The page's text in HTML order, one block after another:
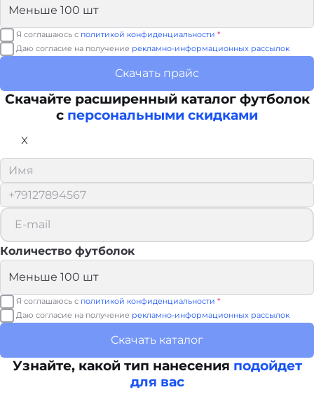
Я соглашаюсь с политикой конфиденциальности *
Даю согласие на получение рекламно-информационных рассылок
Скачать прайс
Скачайте расширенный каталог футболок
с персональными скидками
X
Количество футболок
Я соглашаюсь с политикой конфиденциальности *
Даю согласие на получение рекламно-информационных рассылок
Скачать каталог
Узнайте, какой тип нанесения подойдет
для вас